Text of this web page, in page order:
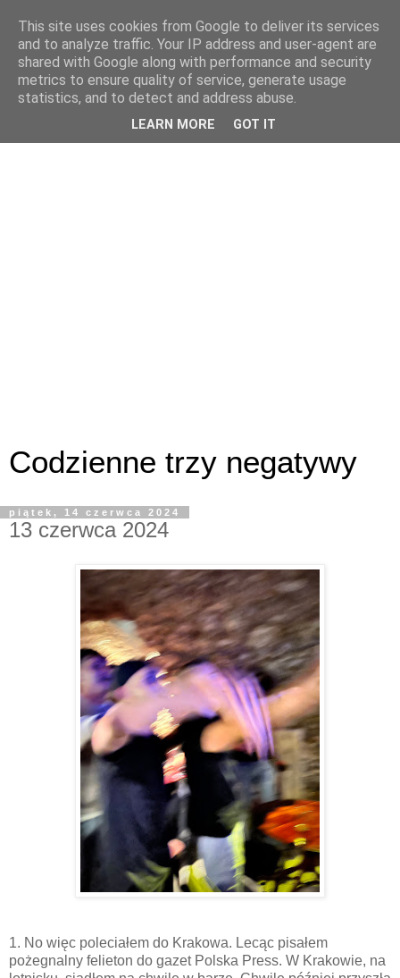
Codzienne trzy negatywy
piątek, 14 czerwca 2024
13 czerwca 2024
1. No więc poleciałem do Krakowa. Lecąc pisałem
pożegnalny felieton do gazet Polska Press. W Krakowie, na
This site uses cookies from Google to deliver its services
and to analyze traffic. Your IP address and user-agent are
shared with Google along with performance and security
metrics to ensure quality of service, generate usage
statistics, and to detect and address abuse.
LEARN MORE GOT IT